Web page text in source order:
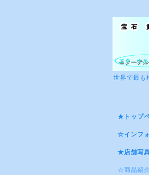
世界で最も
★トップ
☆インフ
★店舗写
☆商品紹